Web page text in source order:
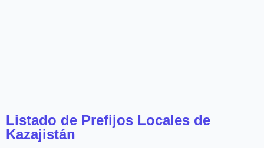
Listado de Prefijos Locales de
Kazajistán